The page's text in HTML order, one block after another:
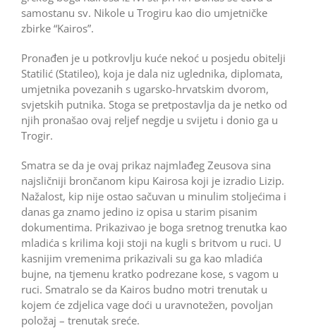
samostanu sv. Nikole u Trogiru kao dio umjetničke
zbirke “Kairos”.
Pronađen je u potkrovlju kuće nekoć u posjedu obitelji
Statilić (Statileo), koja je dala niz uglednika, diplo­ma­ta,
umjetnika povezanih s ugarsko-hrvatskim dvorom,
svjetskih putnika. Stoga se pretpostavlja da je netko od
njih pronašao ovaj reljef negdje u svijetu i donio ga u
Trogir.
Smatra se da je ovaj prikaz najmlađeg Zeusova sina
najsličniji brončanom kipu Kairosa koji je izradio Lizip.
Nažalost, kip nije ostao sačuvan u minulim stoljećima i
danas ga znamo jedino iz opisa u starim pisanim
dokumentima. Prikazivao je boga sretnog trenutka kao
mladića s krilima koji stoji na kugli s britvom u ruci. U
kasnijim vremenima prikazivali su ga kao mladića
bujne, na tjemenu kratko podrezane kose, s vagom u
ruci. Smatralo se da Kairos budno motri trenutak u
kojem će zdjelica vage doći u uravnotežen, povoljan
položaj – trenutak sreće.